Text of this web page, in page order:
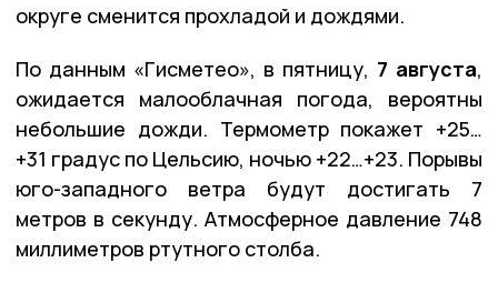
округе сменится прохладой и дождями.
По данным «Гисметео», в пятницу, 7 августа,
ожидается малооблачная погода, вероятны
небольшие дожди. Термометр покажет +25…
+31 градус по Цельсию, ночью +22…+23. Порывы
юго-западного ветра будут достигать 7
метров в секунду. Атмосферное давление 748
миллиметров ртутного столба.